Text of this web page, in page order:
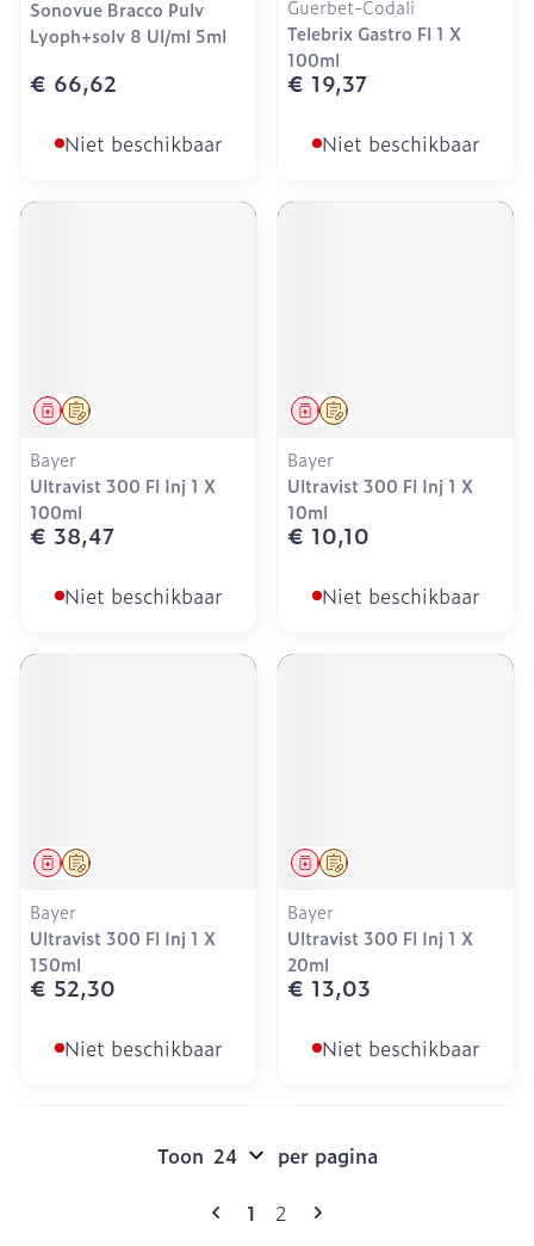
Sonovue Bracco Pulv
Lyoph+solv 8 Ul/ml 5ml
€ 66,62
Niet beschikbaar
Guerbet-Codali
Telebrix Gastro Fl 1 X
100ml
€ 19,37
Niet beschikbaar
Op voorschrift
Geneesmiddel
Bayer
Ultravist 300 Fl Inj 1 X
100ml
€ 38,47
Niet beschikbaar
Op voorschrift
Geneesmiddel
Bayer
Ultravist 300 Fl Inj 1 X
10ml
€ 10,10
Niet beschikbaar
Op voorschrift
Geneesmiddel
Bayer
Ultravist 300 Fl Inj 1 X
150ml
€ 52,30
Niet beschikbaar
Op voorschrift
Geneesmiddel
Bayer
Ultravist 300 Fl Inj 1 X
20ml
€ 13,03
Niet beschikbaar
Pagina's
U lees momenteel pagina
1 Pagina
2
Toon per pagina